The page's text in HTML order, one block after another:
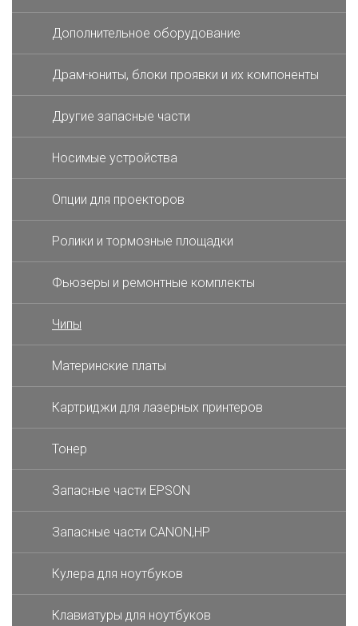
Дополнительное оборудование
Драм-юниты, блоки проявки и их компоненты
Другие запасные части
Носимые устройства
Опции для проекторов
Ролики и тормозные площадки
Фьюзеры и ремонтные комплекты
Чипы
Материнские платы
Картриджи для лазерных принтеров
Тонер
Запасные части EPSON
Запасные части CANON,HP
Кулера для ноутбуков
Клавиатуры для ноутбуков